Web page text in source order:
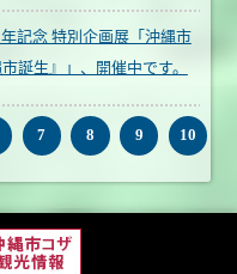
記念 特別企画展「沖縄市
誕生』」、開催中です。
7 8 9 10